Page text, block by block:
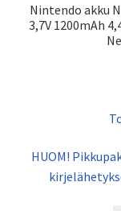
Nintendo akku
3,7V 1200mAh
HUOM!